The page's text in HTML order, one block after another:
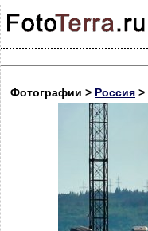
Фотографии > Россия >